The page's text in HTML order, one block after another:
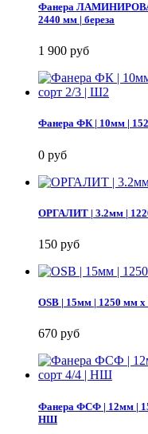
Фанера
2440 мм | береза
1 900 руб
Фанера ФК | 10мм |
0 руб
ОРГАЛИТ | 3.2мм |
150 руб
OSB | 15мм | 1250 мм
670 руб
Фанера ФСФ | 12мм |
НШ